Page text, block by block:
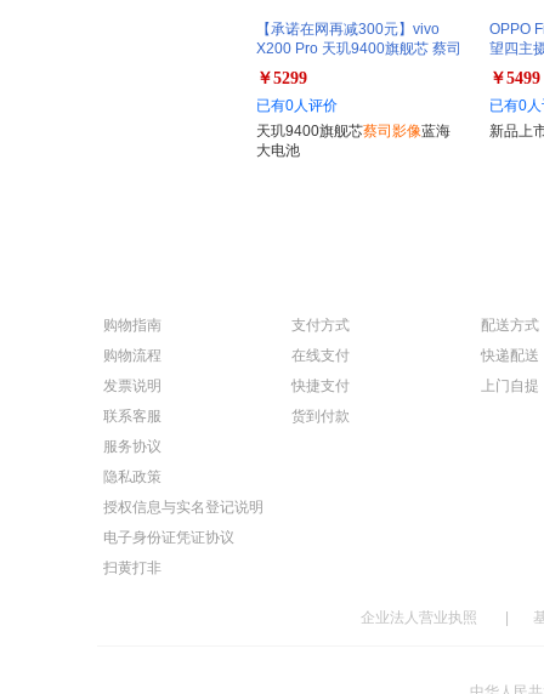
【承诺在网再减300元】vivo
X200 Pro 天玑9400旗舰芯 蔡司
影像 6000mAh蓝海大电池
￥5299
已有0人评价
天玑9400旗舰芯蔡司影像蓝海
大电池
OPPO
望四主
5G拍照
￥5499
已有0
新品上
购物指南
购物流程
发票说明
联系客服
服务协议
隐私政策
授权信息与实名登记说明
电子身份证凭证协议
扫黄打非
支付方式
在线支付
快捷支付
货到付款
配送方式
快递配送
上门自提
企业法人营业执照